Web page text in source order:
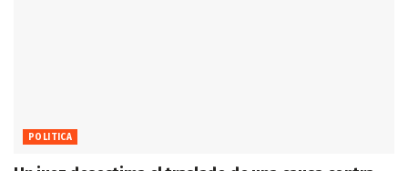
POLITICA